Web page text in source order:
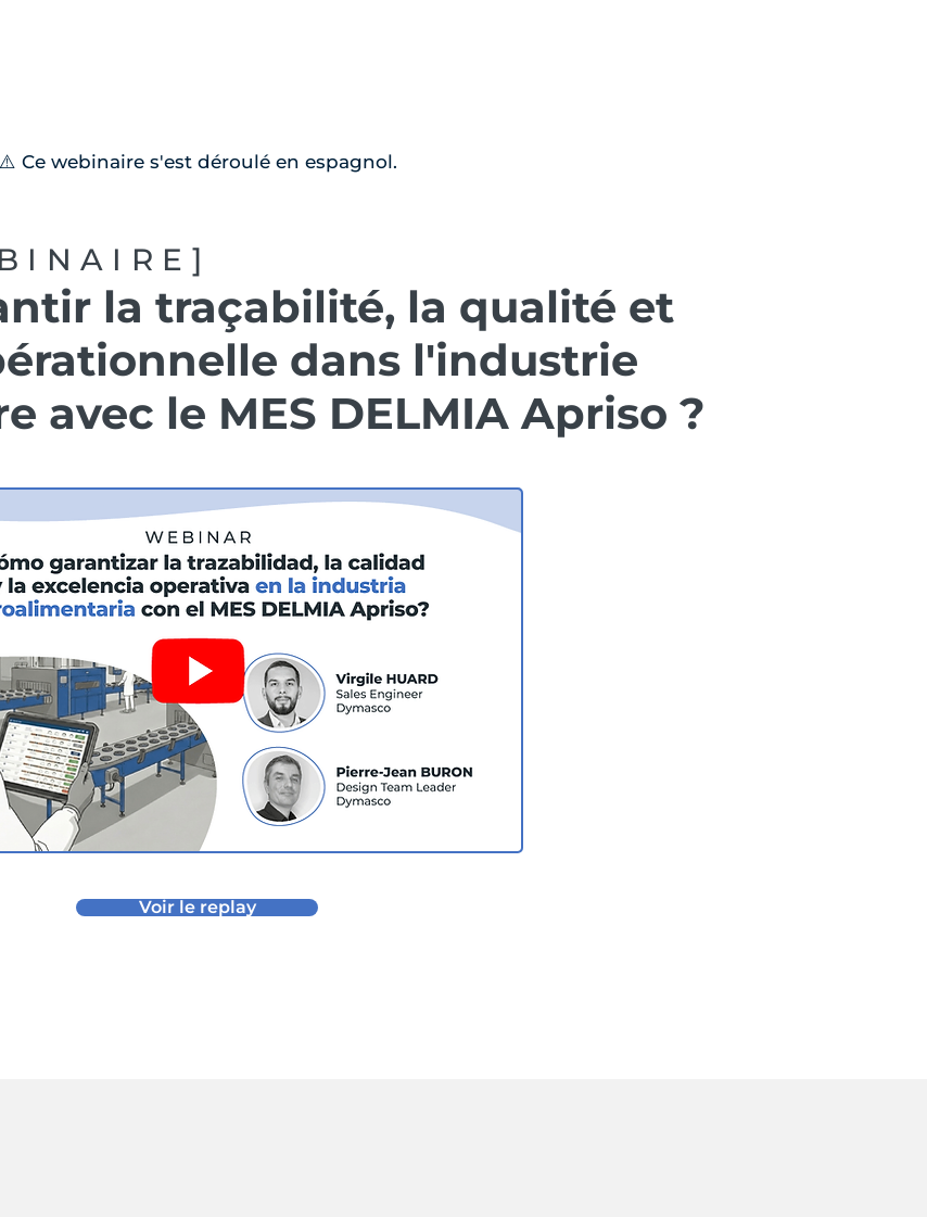
⚠️ Ce webinaire s'est déroulé en espagnol.
la traçabilité, la qualité et
dans l'industrie
avec le MES DELMIA Apriso ?
Voir le replay